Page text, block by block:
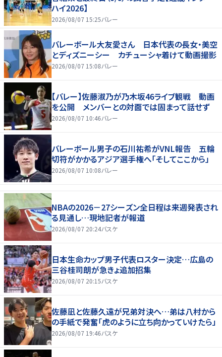
ハイ2026】
2026/08/07 15:25バレー
バレーボール大友愛さん 日本代表の長女・美空
とディズニーシー カチューシャ着けて動画撮影
2026/08/07 15:08バレー
【バレー】佐藤淑乃が乃木坂46ライブ観戦 動画
を公開 メンバーとの対面では固まって話せず
2026/08/07 10:46バレー
バレーボール男子の石川祐希がVNL報告 五輪
切符がかかるアジア選手権へ「そしてここから」
2026/08/07 10:08バレー
NBAの2026－27シーズン全日程は来週発表され
る見通し…現地記者が報道
2026/08/07 20:24バスケ
日本生命カップ男子代表ロスター決定…広島の
三谷桂司朗が急きょ追加招集
2026/08/07 20:15バスケ
佐藤凪と佐藤久遠が兄弟対決へ…弟は八村から
の手紙で発奮「虎のように立ち向かっていけたら」
2026/08/07 19:46バスケ